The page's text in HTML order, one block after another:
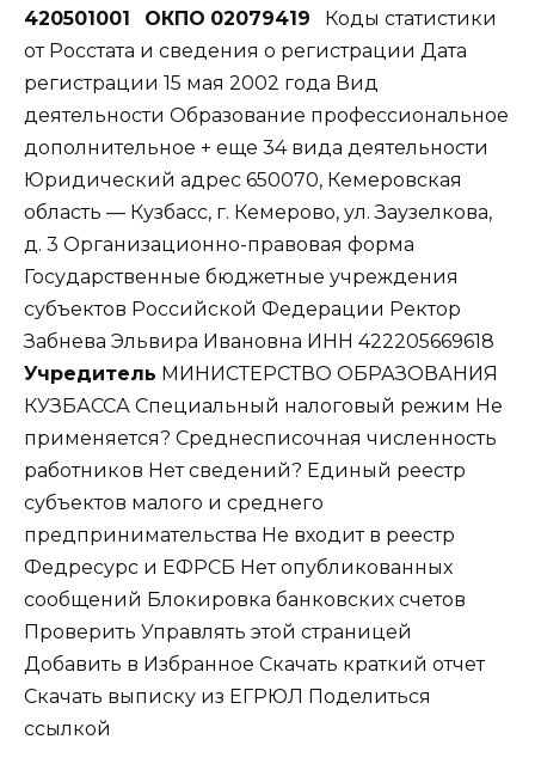
420501001
ОКПО 02079419 Коды статистики
от Росстата и сведения о регистрации Дата
регистрации 15 мая 2002 года Вид
деятельности Образование профессиональное
дополнительное + еще 34 вида деятельности
Юридический адрес 650070, Кемеровская
область — Кузбасс, г. Кемерово, ул. Заузелкова,
д. 3 Организационно-правовая форма
Государственные бюджетные учреждения
субъектов Российской Федерации Ректор
Забнева Эльвира Ивановна ИНН 422205669618
Учредитель МИНИСТЕРСТВО ОБРАЗОВАНИЯ
КУЗБАССА Специальный налоговый режим Не
применяется? Среднесписочная численность
работников Нет сведений? Единый реестр
субъектов малого и среднего
предпринимательства Не входит в реестр
Федресурс и ЕФРСБ Нет опубликованных
сообщений Блокировка банковских счетов
Проверить Управлять этой страницей
Добавить в Избранное Скачать краткий отчет
Скачать выписку из ЕГРЮЛ Поделиться
ссылкой